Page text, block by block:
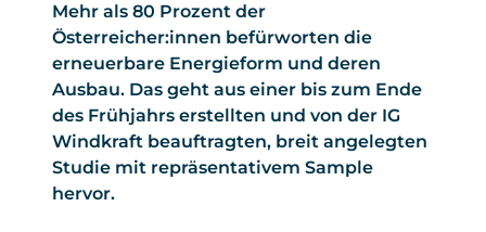
Mehr als 80 Prozent der
Österreicher:innen befürworten die
erneuerbare Energieform und deren
Ausbau. Das geht aus einer bis zum Ende
des Frühjahrs erstellten und von der IG
Windkraft beauftragten, breit angelegten
Studie mit repräsentativem Sample
hervor.